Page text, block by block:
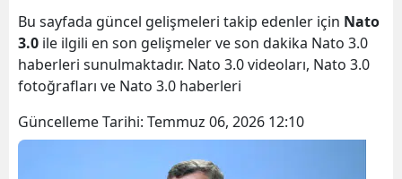
Bu sayfada güncel gelişmeleri takip edenler için Nato
3.0 ile ilgili en son gelişmeler ve son dakika Nato 3.0
haberleri sunulmaktadır. Nato 3.0 videoları, Nato 3.0
fotoğrafları ve Nato 3.0 haberleri
Güncelleme Tarihi: Temmuz 06, 2026 12:10